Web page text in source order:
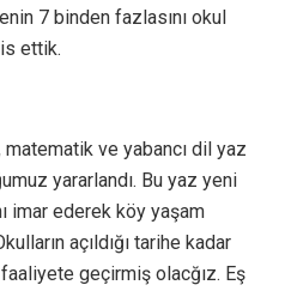
7 binden fazlasını okul
ettik.
matematik ve yabancı dil yaz
yararlandı. Bu yaz yeni
imar ederek köy yaşam
açıldığı tarihe kadar
geçirmiş olacğız. Eş